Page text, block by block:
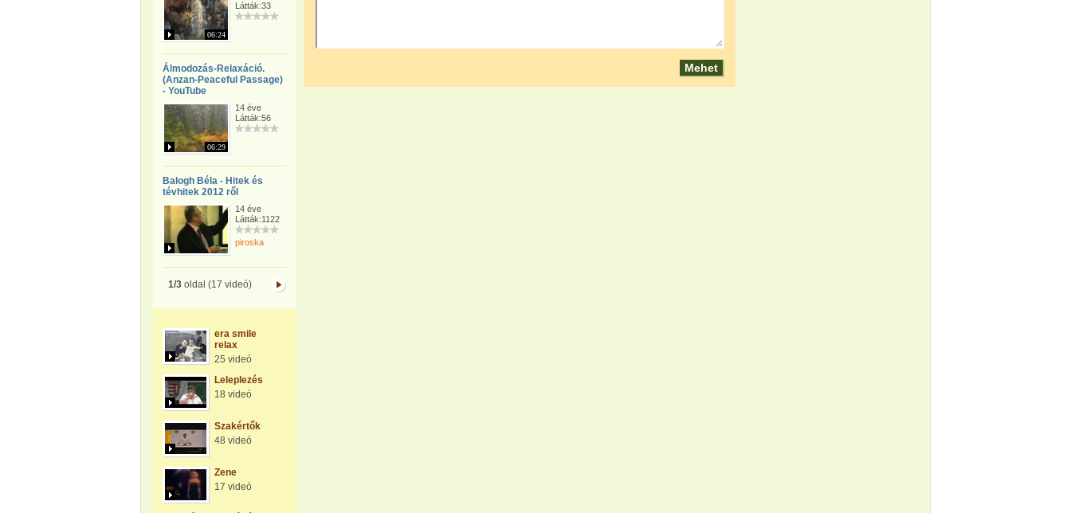
06:24
Látták:33
Álmodozás-Relaxáció.
(Anzan-Peaceful Passage)
- YouTube
06:29
14 éve
Látták:56
Balogh Béla - Hitek és
tévhitek 2012 ről
14 éve
Látták:1122
piroska
1/3oldal (17 videó)
era smile
relax
25 videó
Leleplezés
18 videó
Szakértők
48 videó
Zene
17 videó